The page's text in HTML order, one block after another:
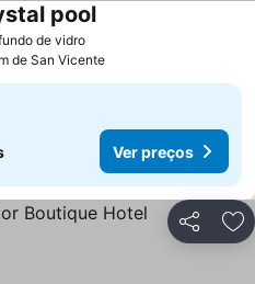
de vidroVer preços
poolVer preços
de San Vicente
Ver preços
Partilhar